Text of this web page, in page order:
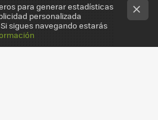
para generar estadísticas
personalizada
sigues navegando estarás